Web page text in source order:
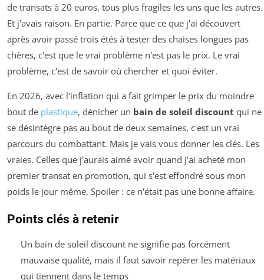
de transats à 20 euros, tous plus fragiles les uns que les autres.
Et j'avais raison. En partie. Parce que ce que j'ai découvert
après avoir passé trois étés à tester des chaises longues pas
chères, c'est que le vrai problème n'est pas le prix. Le vrai
problème, c'est de savoir où chercher et quoi éviter.
En 2026, avec l'inflation qui a fait grimper le prix du moindre
bout de plastique, dénicher un bain de soleil discount qui ne
se désintègre pas au bout de deux semaines, c'est un vrai
parcours du combattant. Mais je vais vous donner les clés. Les
vraies. Celles que j'aurais aimé avoir quand j'ai acheté mon
premier transat en promotion, qui s'est effondré sous mon
poids le jour même. Spoiler : ce n'était pas une bonne affaire.
Points clés à retenir
Un bain de soleil discount ne signifie pas forcément
mauvaise qualité, mais il faut savoir repérer les matériaux
qui tiennent dans le temps